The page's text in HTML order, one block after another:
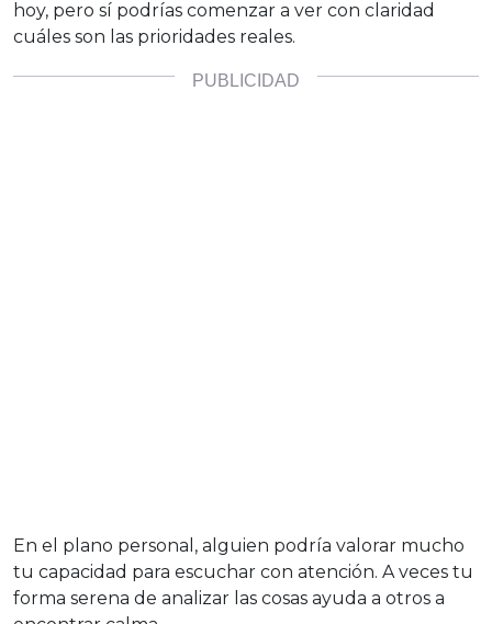
hoy, pero sí podrías comenzar a ver con claridad
cuáles son las prioridades reales.
En el plano personal, alguien podría valorar mucho
tu capacidad para escuchar con atención. A veces tu
forma serena de analizar las cosas ayuda a otros a